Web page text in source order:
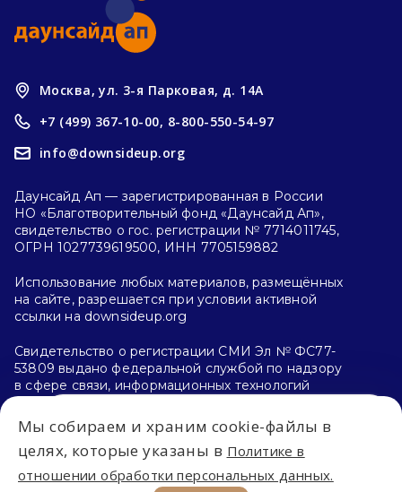
Впервые на сайте?
С чего начать?
Москва, ул. 3-я Парковая, д. 14А
+7 (499) 367-10-00, 8-800-550-54-97
info@downsideup.org
Даунсайд Ап — зарегистрированная в России
НО «Благотворительный фонд «Даунсайд Ап»,
свидетельство о гос. регистрации № 7714011745,
ОГРН 1027739619500, ИНН 7705159882
Использование любых материалов, размещённых
на сайте, разрешается при условии активной
ссылки на downsideup.org
Свидетельство о регистрации СМИ Эл № ФС77-
53809 выдано федеральной службой по надзору
в сфере связи, информационных технологий
и массовых коммуникаций (Роскомнадзор)
26.04.2013 г.
Политика конфиденциальности
Мы собираем и храним cookie-файлы в
целях, которые указаны в Политике в
отношении обработки персональных данных.